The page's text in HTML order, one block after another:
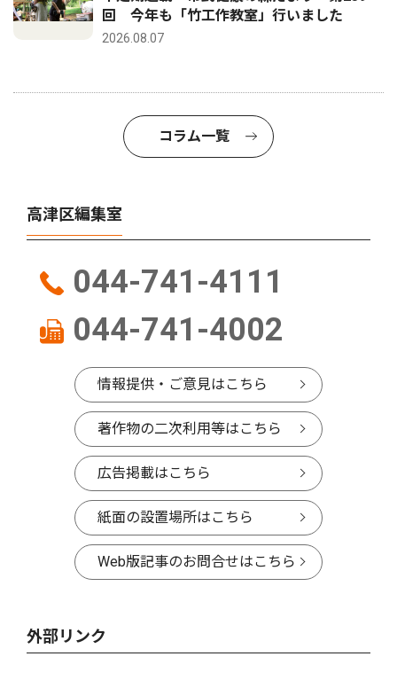
回 今年も「竹工作教室」行いました
2026.08.07
コラム一覧
高津区編集室
044-741-4111
044-741-4002
情報提供・ご意見はこちら
著作物の二次利用等はこちら
広告掲載はこちら
紙面の設置場所はこちら
Web版記事のお問合せはこちら
外部リンク